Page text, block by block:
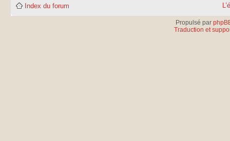
Index du forum
Propulsé par
Traduction et